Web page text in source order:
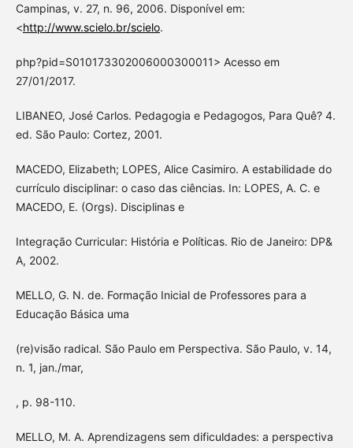
Campinas, v. 27, n. 96, 2006. Disponível em:
<http://www.scielo.br/scielo.
php?pid=S010173302006000300011> Acesso em
27/01/2017.
LIBANEO, José Carlos. Pedagogia e Pedagogos, Para Quê? 4.
ed. São Paulo: Cortez, 2001.
MACEDO, Elizabeth; LOPES, Alice Casimiro. A estabilidade do
currículo disciplinar: o caso das ciências. In: LOPES, A. C. e
MACEDO, E. (Orgs). Disciplinas e
Integração Curricular: História e Políticas. Rio de Janeiro: DP&
A, 2002.
MELLO, G. N. de. Formação Inicial de Professores para a
Educação Básica uma
(re)visão radical. São Paulo em Perspectiva. São Paulo, v. 14,
n. 1, jan./mar,
, p. 98-110.
MELLO, M. A. Aprendizagens sem dificuldades: a perspectiva